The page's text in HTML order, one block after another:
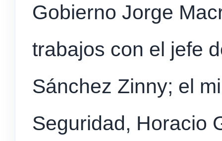
Gobierno Jorge
trabajos con el jefe
Sánchez Zinny; el
Seguridad, Horacio